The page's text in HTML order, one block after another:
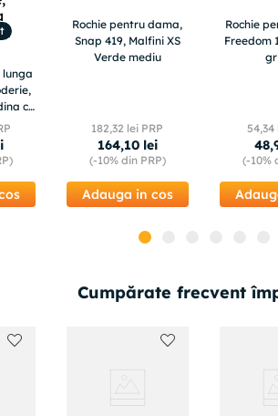
lunga
cu
plus
Rochie pentru dama,
Snap 419, Malfini XS
Verde mediu
182,32 lei PRP
164,10 lei
(-10%din PRP)
Adauga in cos
Rochie
Freedom
54,34
48,
(-10%
Cumpărate frecvent